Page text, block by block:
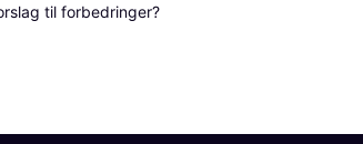
til forbedringer?